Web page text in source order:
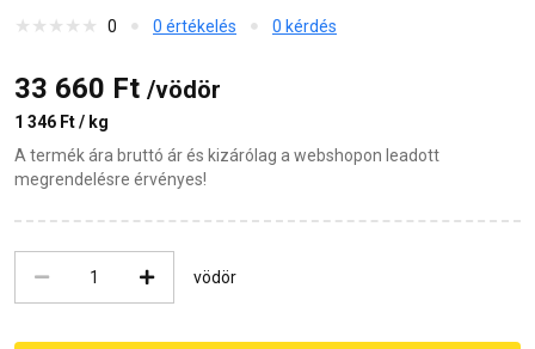
0
0 értékelés 0 kérdés
33 660 Ft /vödör
1 346 Ft / kg
A termék ára bruttó ár és kizárólag a webshopon leadott
megrendelésre érvényes!
vödör